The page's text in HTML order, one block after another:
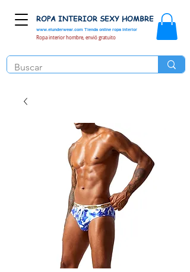
www.elunderwear.com Tienda online ropa interior
ROPA INTERIOR SEXY HOMBRE
Ropa interior hombre, envió gratuito